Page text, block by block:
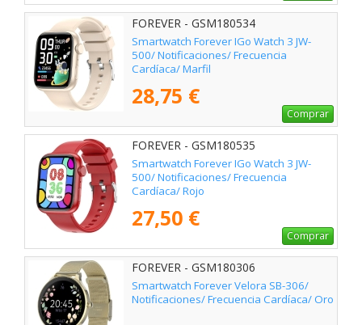
FOREVER - GSM180534
Smartwatch Forever IGo Watch 3 JW-
500/ Notificaciones/ Frecuencia
Cardíaca/ Marfil
28,75 €
Comprar
FOREVER - GSM180535
Smartwatch Forever IGo Watch 3 JW-
500/ Notificaciones/ Frecuencia
Cardíaca/ Rojo
27,50 €
Comprar
FOREVER - GSM180306
Smartwatch Forever Velora SB-306/
Notificaciones/ Frecuencia Cardíaca/ Oro